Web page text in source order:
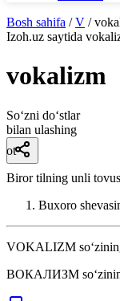
Bosh sahifa / V /
Izoh.uz saytida
vokalizm
So‘zni do‘stlar
bilan ulashing
ot
Biror tilning unli
Buxoro
VOKALIZM
ВОКАЛИЗМ